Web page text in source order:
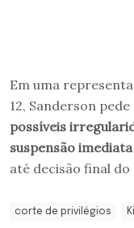
Em uma
12, Sanderson
possíveis
suspensão
até decisão final
corte de privilégios